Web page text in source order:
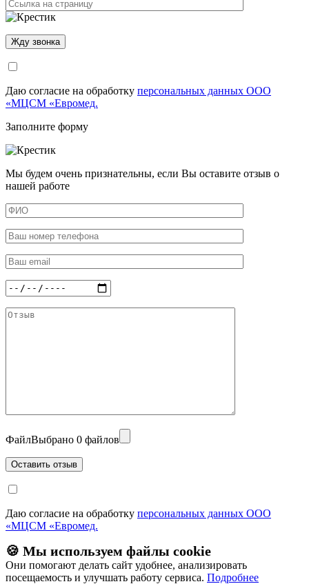
Даю согласие на обработку персональных данных ООО
«МЦСМ «Евромед.
Заполните форму
Мы будем очень признательны, если Вы оставите отзыв о
нашей работе
ФайлВыбрано 0 файлов
Даю согласие на обработку персональных данных ООО
«МЦСМ «Евромед.
🍪 Мы используем файлы cookie
Они помогают делать сайт удобнее, анализировать
посещаемость и улучшать работу сервиса. Подробнее